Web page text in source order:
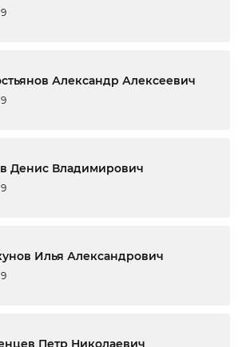
Александр Алексеевич
Денис Владимирович
Пискунов Илья Александрович
Петр Николаевич